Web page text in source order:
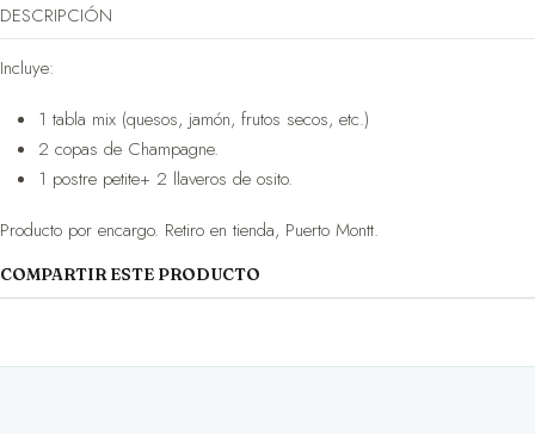
DESCRIPCIÓN
Incluye:
1 tabla mix (quesos, jamón, frutos secos, etc.)
2 copas de Champagne.
1 postre petite+ 2 llaveros de osito.
Producto por encargo. Retiro en tienda, Puerto Montt.
COMPARTIR ESTE PRODUCTO